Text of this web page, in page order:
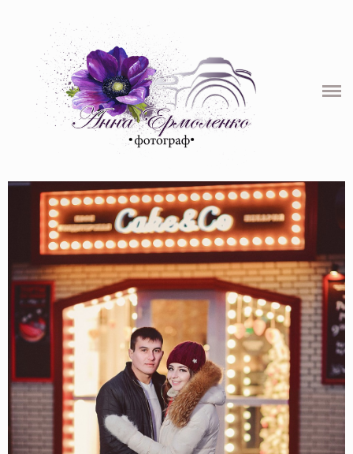
ПОРТФОЛИО
СВАДЬБЫ
НИКАХ
ЖЕНСКИЙ ПОРТРЕТ
ЦЕНЫ
БЛОГ
ОБО МНЕ
КОНТАКТЫ